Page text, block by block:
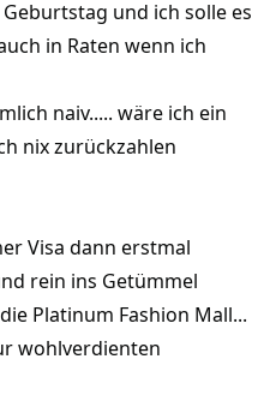
und ich solle es
in Raten wenn ich
naiv..... wäre ich ein
nix zurückzahlen
Visa dann erstmal
rein ins Getümmel
Platinum Fashion Mall...
wohlverdienten